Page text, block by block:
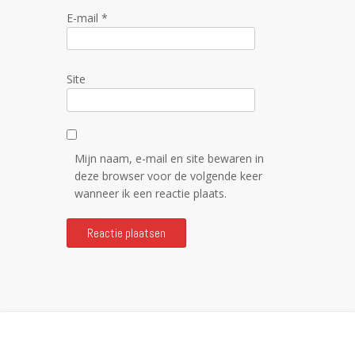
E-mail *
Site
Mijn naam, e-mail en site bewaren in
deze browser voor de volgende keer
wanneer ik een reactie plaats.